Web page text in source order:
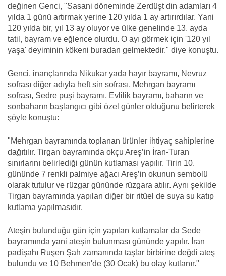
değinen Genci, "Sasani döneminde Zerdüşt din adamları 4
yılda 1 günü artırmak yerine 120 yılda 1 ay artırırdılar. Yani
120 yılda bir, yıl 13 ay oluyor ve ülke genelinde 13. ayda
tatil, bayram ve eğlence olurdu. O ayı görmek için '120 yıl
yaşa' deyiminin kökeni buradan gelmektedir." diye konuştu.
Genci, inançlarında Nikukar yada hayır bayramı, Nevruz
sofrası diğer adıyla heft sin sofrası, Mehrgan bayramı
sofrası, Sedre puşi bayramı, Evlilik bayramı, baharın ve
sonbaharın başlangıcı gibi özel günler olduğunu belirterek
şöyle konuştu:
"Mehrgan bayramında toplanan ürünler ihtiyaç sahiplerine
dağıtılır. Tirgan bayramında okçu Areş’in İran-Turan
sınırlarını belirlediği günün kutlaması yapılır. Tirin 10.
gününde 7 renkli palmiye ağacı Areş’in okunun sembolü
olarak tutulur ve rüzgar gününde rüzgara atılır. Aynı şekilde
Tirgan bayramında yapılan diğer bir ritüel de suya su katıp
kutlama yapılmasıdır.
Ateşin bulunduğu gün için yapılan kutlamalar da Sede
bayramında yani ateşin bulunması gününde yapılır. İran
padişahı Ruşen Şah zamanında taşlar birbirine değdi ateş
bulundu ve 10 Behmen'de (30 Ocak) bu olay kutlanır."